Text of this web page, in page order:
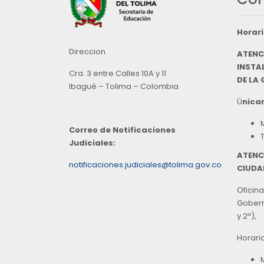
Direccion
Cra. 3 entre Calles 10A y 11
Ibagué – Tolima – Colombia
Correo de Notificaciones
Judiciales:
notificaciones.judiciales@tolima.gov.co
DE LA
Ú
y 2ª),